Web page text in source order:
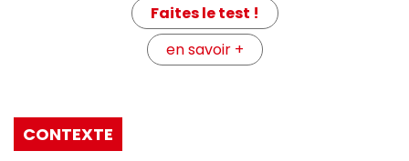
Faites le test !
en savoir +
CONTEXTE